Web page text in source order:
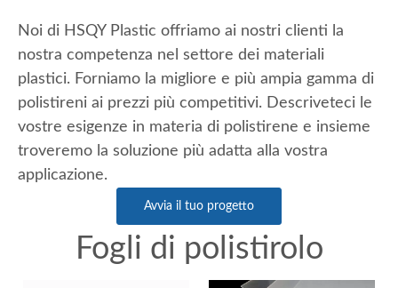
Noi di HSQY Plastic offriamo ai nostri clienti la
nostra competenza nel settore dei materiali
plastici. Forniamo la migliore e più ampia gamma di
polistireni ai prezzi più competitivi. Descriveteci le
vostre esigenze in materia di polistirene e insieme
troveremo la soluzione più adatta alla vostra
applicazione.
Avvia il tuo progetto
Fogli di polistirolo